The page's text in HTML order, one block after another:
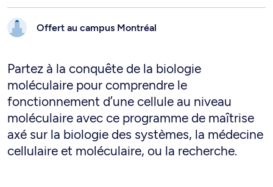
Offert au campus Montréal
Partez à la conquête de la biologie
moléculaire pour comprendre le
fonctionnement d’une cellule au niveau
moléculaire avec ce programme de maîtrise
axé sur la biologie des systèmes, la médecine
cellulaire et moléculaire, ou la recherche.